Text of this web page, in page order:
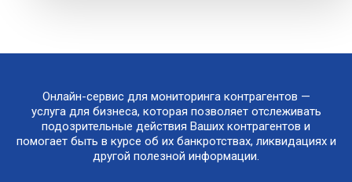
Онлайн-сервис для мониторинга контрагентов —
услуга для бизнеса, которая позволяет отслеживать
подозрительные действия Ваших контрагентов и
помогает быть в курсе об их банкротствах, ликвидациях и
другой полезной информации.